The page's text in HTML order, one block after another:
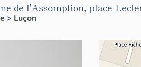
de l'Assomption, place
> Luçon